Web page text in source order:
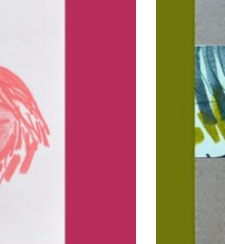
SZCZEGÓŁY